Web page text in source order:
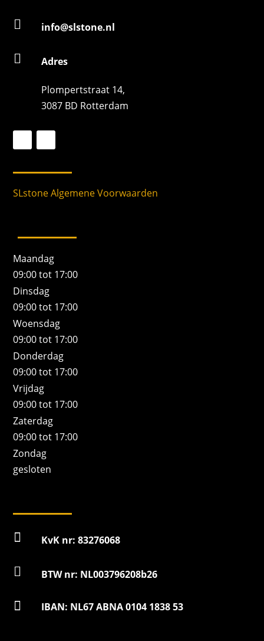
 info@slstone.nl
 Adres
Plompertstraat 14,
3087 BD Rotterdam
SLstone Algemene Voorwaarden
Maandag
09:00 tot 17:00
Dinsdag
09:00 tot 17:00
Woensdag
09:00 tot 17:00
Donderdag
09:00 tot 17:00
Vrijdag
09:00 tot 17:00
Zaterdag
09:00 tot 17:00
Zondag
gesloten
 KvK nr: 83276068
 BTW nr: NL003796208b26
 IBAN: NL67 ABNA 0104 1838 53